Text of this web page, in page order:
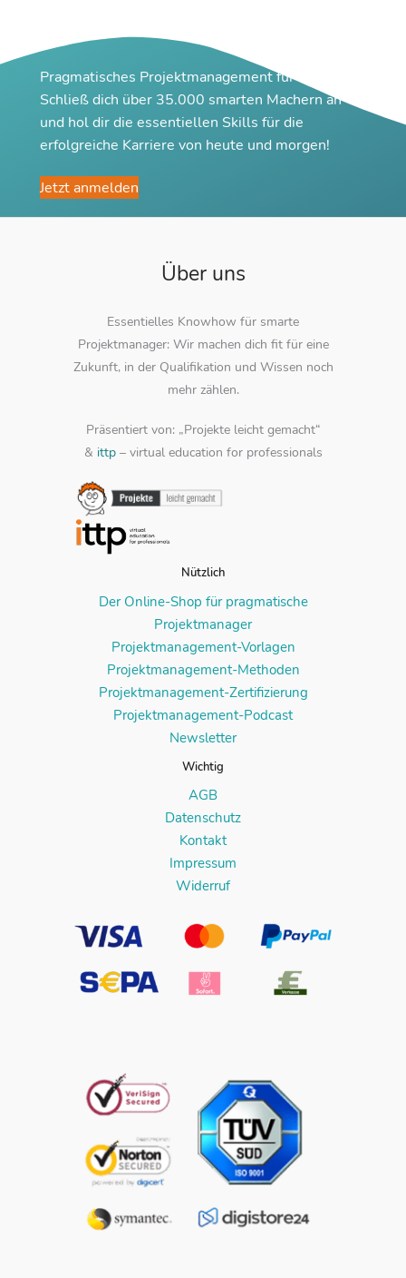
Pragmatisches Projektmanagement für Macher
Schließ dich über 35.000 smarten Machern an
und hol dir die essentiellen Skills für die
erfolgreiche Karriere von heute und morgen!
Jetzt anmelden
Über uns
Essentielles Knowhow für smarte
Projektmanager: Wir machen dich fit für eine
Zukunft, in der Qualifikation und Wissen noch
mehr zählen.
Präsentiert von: „Projekte leicht gemacht“
& ittp– virtual education for professionals
Nützlich
Der Online-Shop für pragmatische
Projektmanager
Projektmanagement-Vorlagen
Projektmanagement-Methoden
Projektmanagement-Zertifizierung
Projektmanagement-Podcast
Newsletter
Wichtig
AGB
Datenschutz
Kontakt
Impressum
Widerruf